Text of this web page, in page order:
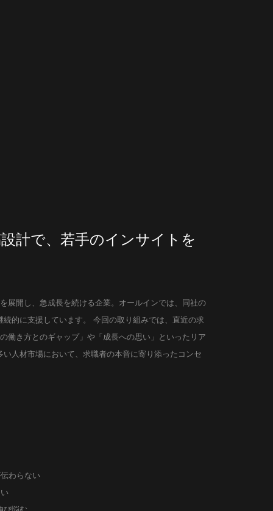
計で、若手のインサイトを
展開し、急成長を続ける企業。オールインでは、同社の
的に支援しています。 今回の取り組みでは、直近の求
働き方とのギャップ」や「成長への思い」といったリア
人材市場において、求職者の本音に寄り添ったコンセ
わらない